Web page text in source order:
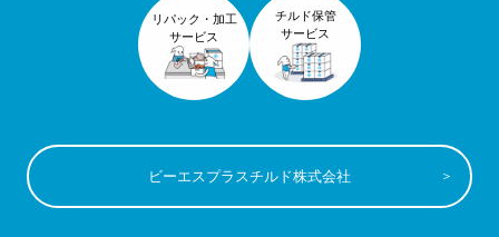
リパック・加工
サービス
チルド保管
サービス
ビーエスプラスチルド株式会社